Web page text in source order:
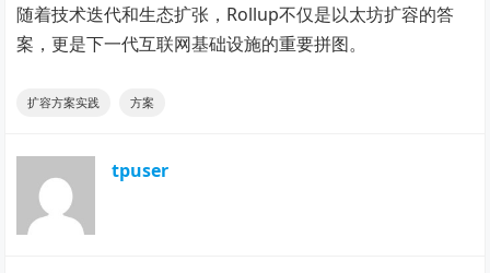
随着技术迭代和生态扩张，Rollup不仅是以太坊扩容的答
案，更是下一代互联网基础设施的重要拼图。
扩容方案实践 方案
tpuser